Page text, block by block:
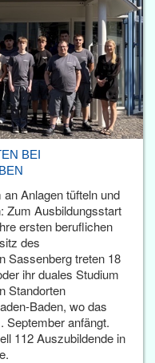
BEI
Anlagen tüfteln und
Zum Ausbildungsstart
ersten beruflichen
des
Sassenberg treten 18
ihr duales Studium
Standorten
Baden, wo das
September anfängt.
112 Auszubildende in